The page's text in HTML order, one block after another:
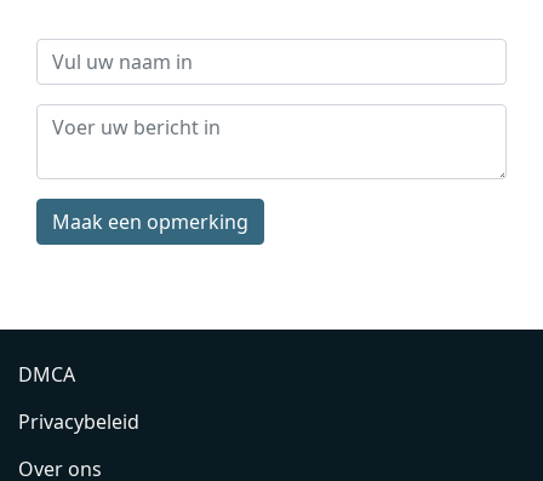
Maak een opmerking
DMCA
Privacybeleid
Over ons